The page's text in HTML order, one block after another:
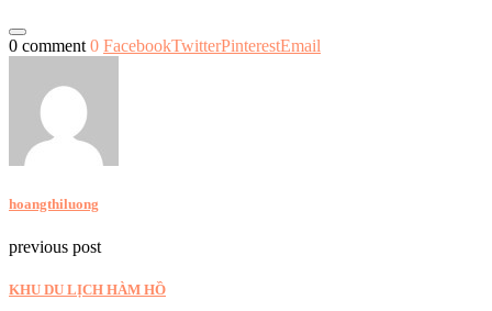
0 comment 0 FacebookTwitterPinterestEmail
hoangthiluong
previous post
KHU DU LỊCH HÀM HỒ